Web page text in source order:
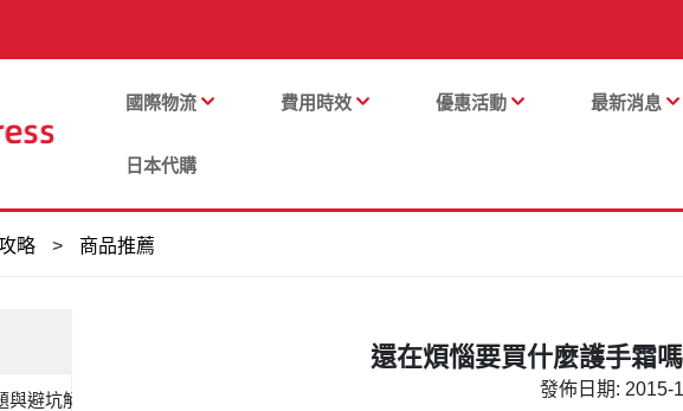
國際物流 費用時效 優惠活動 最新消息
日本代購
略 > 商品推薦
避坑解答
還在煩惱要買什麼護手霜
發佈日期: 2015-